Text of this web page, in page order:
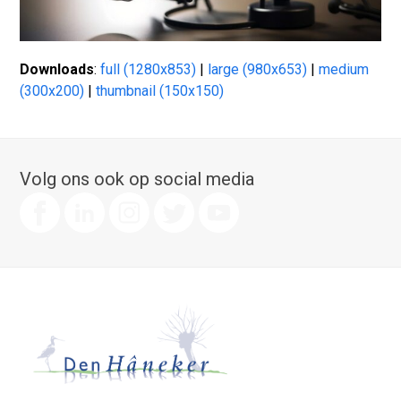
Downloads:full (1280x853) | large (980x653) |medium
(300x200) |thumbnail (150x150)
Volg ons ook op social media